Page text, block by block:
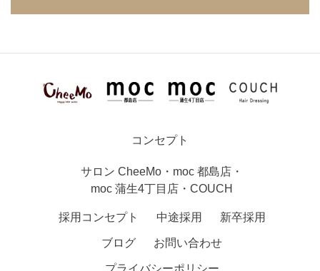
コンセプト
サロン CheeMo ・ moc 都島店 ・
moc 蒲生4丁目店 ・ COUCH
採用コンセプト 中途採用 新卒採用
ブログ お問い合わせ